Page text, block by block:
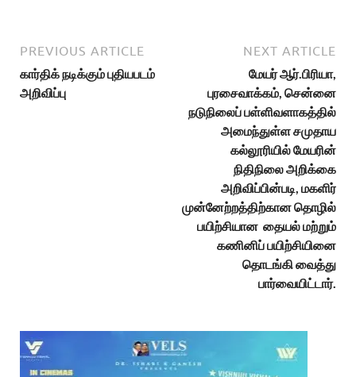
PREVIOUS ARTICLE
கார்திக் நடிக்கும் புதியபடம்
அறிவிப்பு
NEXT ARTICLE
மேயர் ஆர்.பிரியா,
புரசைவாக்கம், சென்னை
நடுநிலைப் பள்ளிவளாகத்தில்
அமைந்துள்ள சமுதாய
கல்லூரியில் மேயரின்
நிதிநிலை அறிக்கை
அறிவிப்பின்படி, மகளிர்
முன்னேற்றத்திற்கான தொழில்
பயிற்சியான தையல் மற்றும்
கணினிப் பயிற்சியினை
தொடங்கி வைத்து
பார்வையிட்டார்.